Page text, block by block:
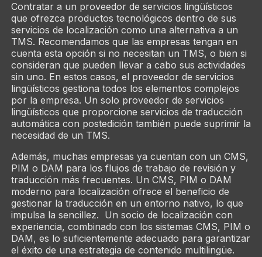
Contratar a un proveedor de servicios lingüísticos
que ofrezca productos tecnológicos dentro de sus
servicios de localización como una alternativa a un
TMS. Recomendamos que las empresas tengan en
cuenta esta opción si no necesitan un TMS, o bien si
consideran que pueden llevar a cabo sus actividades
sin uno. En estos casos, el proveedor de servicios
lingüísticos gestiona todos los elementos complejos
por la empresa. Un solo proveedor de servicios
lingüísticos que proporcione servicios de traducción
automática con postedición también puede suprimir la
necesidad de un TMS.
Además, muchas empresas ya cuentan con un CMS,
PIM o DAM para los flujos de trabajo de revisión y
traducción más frecuentes. Un CMS, PIM o DAM
moderno para localización ofrece el beneficio de
gestionar la traducción en un entorno nativo, lo que
impulsa la sencillez. Un socio de localización con
experiencia, combinado con los sistemas CMS, PIM o
DAM, es lo suficientemente adecuado para garantizar
el éxito de una estrategia de contenido multilingüe.